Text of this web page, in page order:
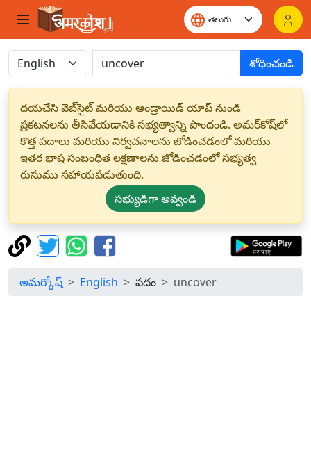
శోధించండి
దయచేసి వెబ్‌సైట్ మరియు ఆండ్రాయిడ్ యాప్ నుండి
ప్రకటనలను తీసివేయడానికి సభ్యత్వాన్ని పొందండి. అమర్‌కోష్‌లో
కొత్త పదాలు మరియు నిర్వచనాలను జోడించడంలో మరియు
ఇతర భాష సంబంధిత లక్షణాలను జోడించడంలో సభ్యత్వ
రుసుము సహాయపడుతుంది.
సభ్యుడిగా అవ్వండి
అమర్కోష్ English పదం uncover